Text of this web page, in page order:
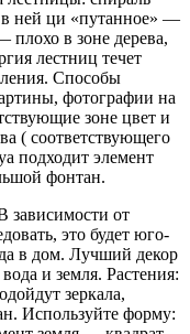
в ней ци «путанное» —
плохо в зоне дерева,
лестниц течет
Способы
фотографии на
зоне цвет и
( соответствующего
подходит элемент
фонтан.
зависимости от
это будет юго-
в дом. Лучший декор
и земля. Растения:
зеркала,
Используйте форму: